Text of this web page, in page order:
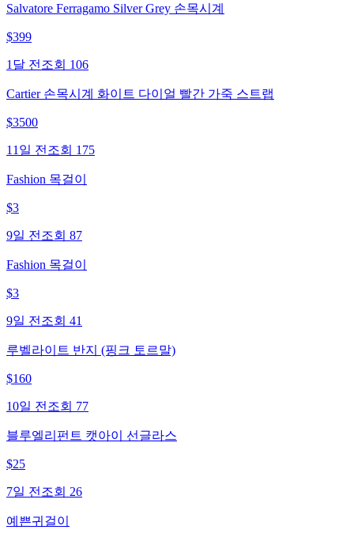
Salvatore Ferragamo Silver Grey 손목시계
$399
1달 전 조회 106
Cartier 손목시계 화이트 다이얼 빨간 가죽 스트랩
$3500
11일 전 조회 175
Fashion 목걸이
$3
9일 전 조회 87
Fashion 목걸이
$3
9일 전 조회 41
루벨라이트 반지 (핑크 토르말)
$160
10일 전 조회 77
블루엘리펀트 캣아이 선글라스
$25
7일 전 조회 26
예쁜귀걸이